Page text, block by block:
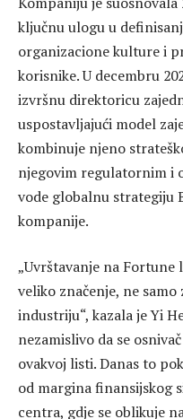
ključnu ulogu u
organizacione kulture i
korisnike. U decembru
izvršnu direktoricu
uspostavljajući model
kombinuje njeno
njegovim regulatornim i
vode globalnu strategiju
kompanije.
„Uvrštavanje na
veliko značenje, ne
industriju“, kazala je Yi
nezamislivo da se
ovakvoj listi. Danas to
od margina finansijskog
centra, gdje se oblikuje